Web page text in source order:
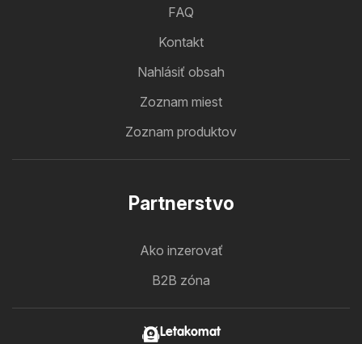
FAQ
Kontakt
Nahlásiť obsah
Zoznam miest
Zoznam produktov
Partnerstvo
Ako inzerovať
B2B zóna
Letakomat